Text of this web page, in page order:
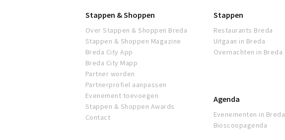
Stappen & Shoppen
Over Stappen & Shoppen Breda
Stappen & Shoppen Magazine
Breda City App
Breda City Mapp
Partner worden
Partnerprofiel aanpassen
Evenement toevoegen
Stappen & Shoppen Awards
Contact
Stappen
Restaurants Breda
Uitgaan in Breda
Overnachten in Breda
Agenda
Evenementen in Breda
Bioscoopagenda